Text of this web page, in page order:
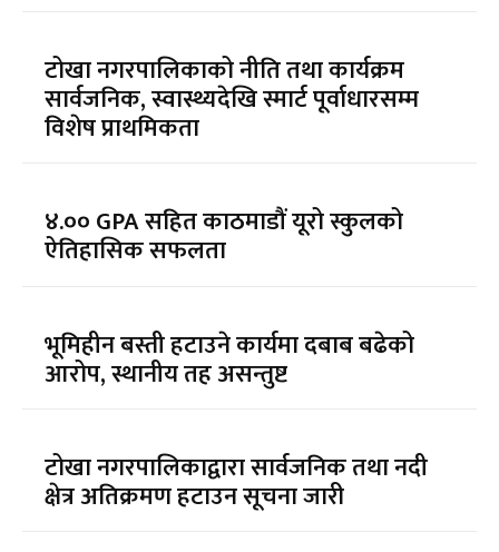
टोखा नगरपालिकाको नीति तथा कार्यक्रम
सार्वजनिक, स्वास्थ्यदेखि स्मार्ट पूर्वाधारसम्म
विशेष प्राथमिकता
४.०० GPA सहित काठमाडौं यूरो स्कुलको
ऐतिहासिक सफलता
भूमिहीन बस्ती हटाउने कार्यमा दबाब बढेको
आरोप, स्थानीय तह असन्तुष्ट
टोखा नगरपालिकाद्वारा सार्वजनिक तथा नदी
क्षेत्र अतिक्रमण हटाउन सूचना जारी